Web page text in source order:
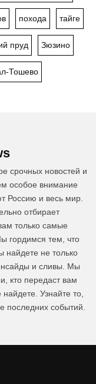
похода тайге
пруд Зюзино
Тошево
срочных новостей и
особое внимание
Россию и весь мир.
отбирает
только самые
гордимся тем, что
найдете не только
и сливы. Мы
кто передаст вам
Узнайте то,
последних событий.